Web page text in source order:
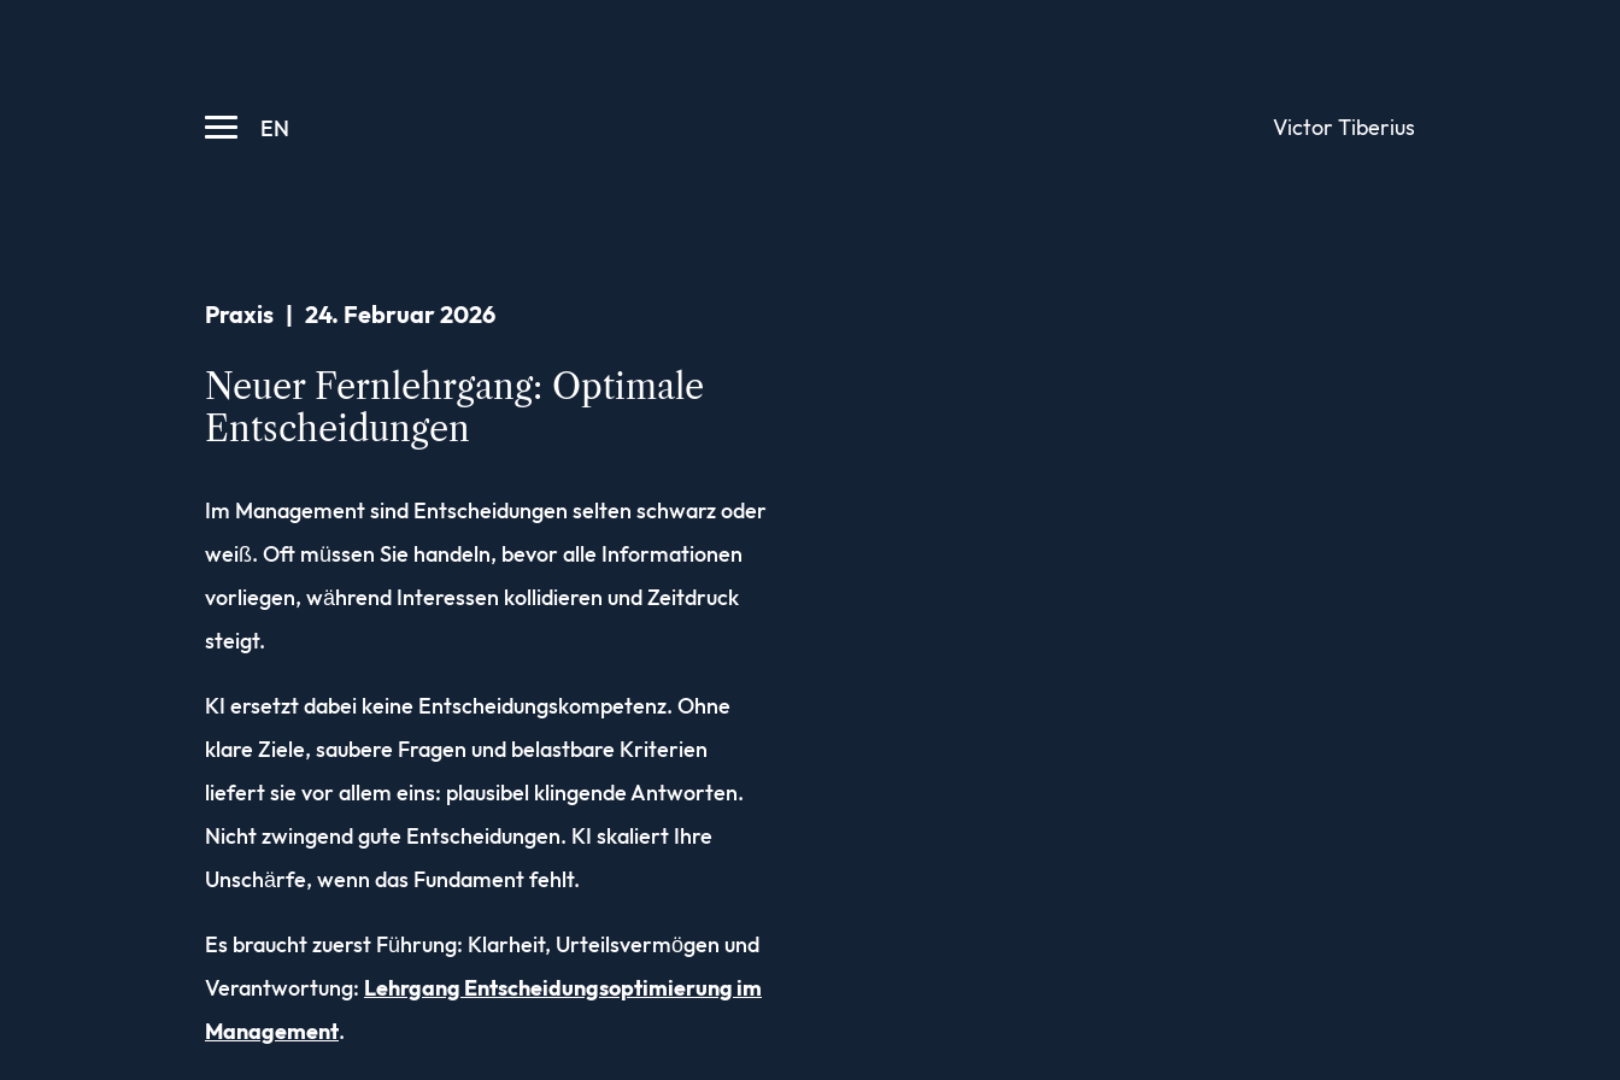
Victor Tiberius
EN
Praxis 24. Februar 2026
Neuer Fernlehrgang: Optimale
Entscheidungen
Im Management sind Entscheidungen selten schwarz oder
weiß. Oft müssen Sie handeln, bevor alle Informationen
vorliegen, während Interessen kollidieren und Zeitdruck
steigt.
KI ersetzt dabei keine Entscheidungskompetenz. Ohne
klare Ziele, saubere Fragen und belastbare Kriterien
liefert sie vor allem eins: plausibel klingende Antworten.
Nicht zwingend gute Entscheidungen. KI skaliert Ihre
Unschärfe, wenn das Fundament fehlt.
Es braucht zuerst Führung: Klarheit, Urteilsvermögen und
Verantwortung: Lehrgang Entscheidungsoptimierung im
Management.